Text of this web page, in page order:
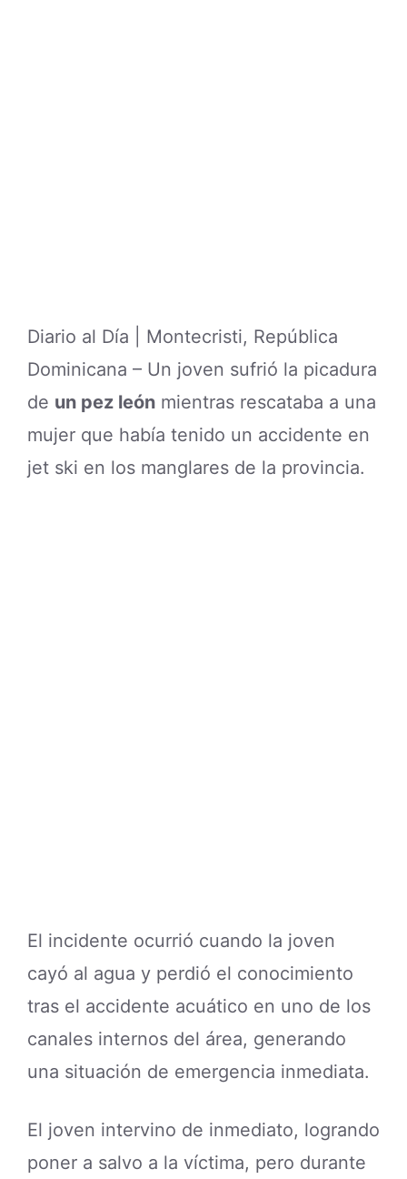
Diario al Día | Montecristi, República
Dominicana – Un joven sufrió la picadura
de un pez león mientras rescataba a una
mujer que había tenido un accidente en
jet ski en los manglares de la provincia.
El incidente ocurrió cuando la joven
cayó al agua y perdió el conocimiento
tras el accidente acuático en uno de los
canales internos del área, generando
una situación de emergencia inmediata.
El joven intervino de inmediato, logrando
poner a salvo a la víctima, pero durante